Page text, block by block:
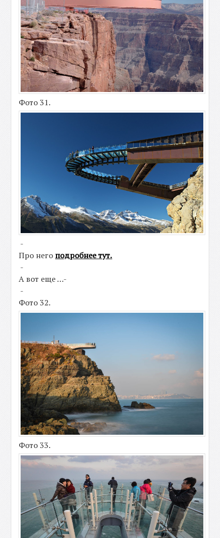
Фото 31.
-
Про него подробнее тут.
-
А вот еще …-
-
Фото 32.
Фото 33.